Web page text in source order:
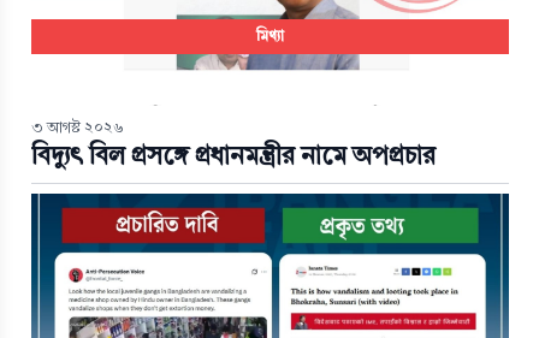
মিথ্যা
৩ আগস্ট ২০২৬
বিদ্যুৎ বিল প্রসঙ্গে প্রধানমন্ত্রীর নামে অপপ্রচার